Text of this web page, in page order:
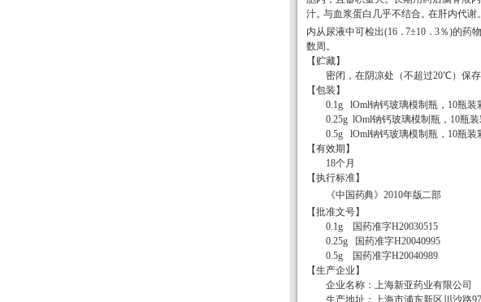
汁。与血浆蛋白几乎不结合。 在肝内代谢。
内从尿液中可检出(16 ．7±10 ． 3％)的药
数周 。
【贮藏】
密闭，在阴凉处（不超过20℃）保存
【包装】
0. 1g lOml钠钙玻璃模制瓶， 10瓶装
0.25g lOml钠钙玻璃模制瓶， 10瓶装
0.5g lOml钠钙玻璃模制瓶， 10瓶装
【有效期】
18个月
【执行标准】
《中国药典》2010年版二部
【批准文号】
0.1g 国药准字H20030515
0.25g 国药准字H20040995
0.5g 国药准字H20040989
【生产企业】
企业名称：上海新亚药业有限公司
生产地址：上海市浦东新区川沙路